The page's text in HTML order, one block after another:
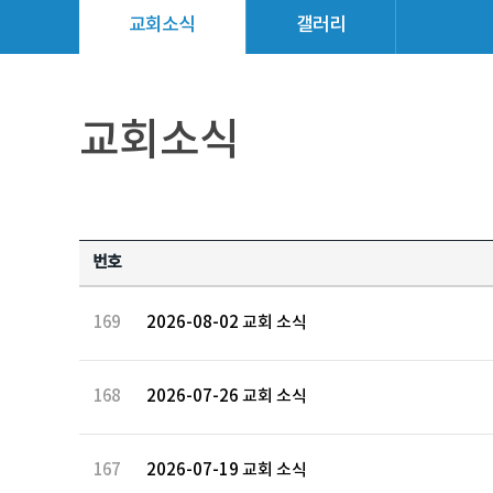
교회소식 갤러리
교회소식
번호
169 2026-08-02 교회 소식
168 2026-07-26 교회 소식
167 2026-07-19 교회 소식